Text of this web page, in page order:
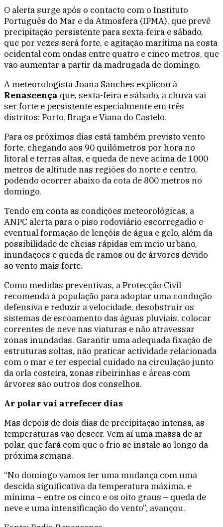
O alerta surge após o contacto com o Instituto
Português do Mar e da Atmosfera (IPMA), que prevê
precipitação persistente para sexta-feira e sábado,
que por vezes será forte, e agitação marítima na costa
ocidental com ondas entre quatro e cinco metros, que
vão aumentar a partir da madrugada de domingo.
A meteorologista Joana Sanches explicou à
Renascença que, sexta-feira e sábado, a chuva vai
ser forte e persistente especialmente em três
distritos: Porto, Braga e Viana do Castelo.
Para os próximos dias está também previsto vento
forte, chegando aos 90 quilómetros por hora no
litoral e terras altas, e queda de neve acima de 1000
metros de altitude nas regiões do norte e centro,
podendo ocorrer abaixo da cota de 800 metros no
domingo.
Tendo em conta as condições meteorológicas, a
ANPC alerta para o piso rodoviário escorregadio e
eventual formação de lençóis de água e gelo, além da
possibilidade de cheias rápidas em meio urbano,
inundações e queda de ramos ou de árvores devido
ao vento mais forte.
Como medidas preventivas, a Protecção Civil
recomenda à população para adoptar uma condução
defensiva e reduzir a velocidade, desobstruir os
sistemas de escoamento das águas pluviais, colocar
correntes de neve nas viaturas e não atravessar
zonas inundadas. Garantir uma adequada fixação de
estruturas soltas, não praticar actividade relacionada
com o mar e ter especial cuidado na circulação junto
da orla costeira, zonas ribeirinhas e áreas com
árvores são outros dos conselhos.
Ar polar vai arrefecer dias
Mas depois de dois dias de precipitação intensa, as
temperaturas vão descer. Vem aí uma massa de ar
polar, que fará com que o frio se instale ao longo da
próxima semana.
“No domingo vamos ter uma mudança com uma
descida significativa da temperatura máxima, e
mínima – entre os cinco e os oito graus – queda de
neve e uma intensificação do vento”, avançou.